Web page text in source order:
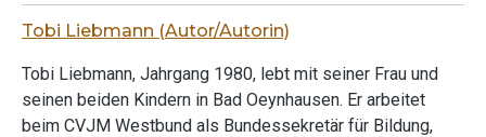
Tobi Liebmann (Autor/Autorin)
Tobi Liebmann, Jahrgang 1980, lebt mit seiner Frau und
seinen beiden Kindern in Bad Oeynhausen. Er arbeitet
beim CVJM Westbund als Bundessekretär für Bildung,